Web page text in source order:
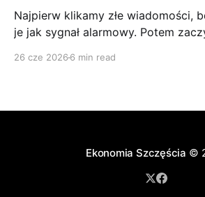
Najpierw klikamy złe wiadomości,
je jak sygnał alarmowy. Potem
26 cze 2026 6 min read
Ekonomia Szczęścia ©